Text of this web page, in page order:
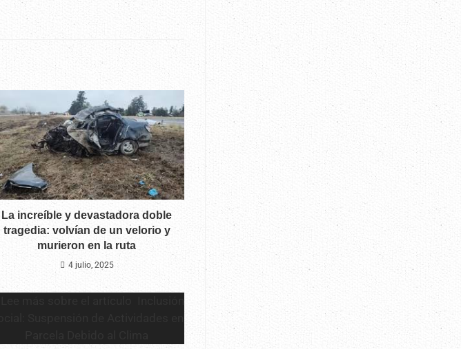
La increíble y devastadora doble
tragedia: volvían de un velorio y
murieron en la ruta
4 julio, 2025